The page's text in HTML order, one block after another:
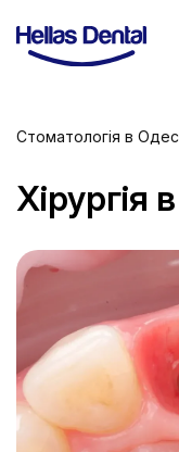
Стоматологія в
Хірургія